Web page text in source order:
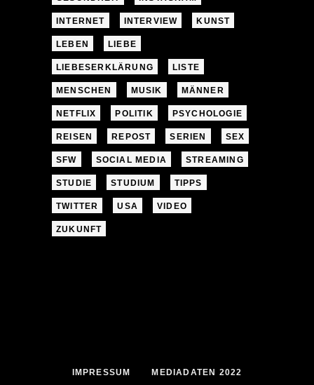
INTERNET INTERVIEW KUNST
LEBEN LIEBE
LIEBESERKLÄRUNG LISTE
MENSCHEN MUSIK MÄNNER
NETFLIX POLITIK PSYCHOLOGIE
REISEN REPOST SERIEN SEX
SFW SOCIAL MEDIA STREAMING
STUDIE STUDIUM TIPPS
TWITTER USA VIDEO
ZUKUNFT
IMPRESSUM MEDIADATEN 2022